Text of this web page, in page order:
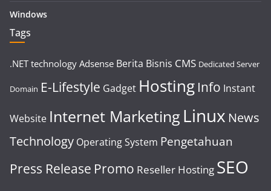
Windows
Tags
.NET technology Adsense Berita Bisnis CMS Dedicated Server
Domain E-Lifestyle Gadget Hosting Info Instant
Website Internet Marketing Linux News
Technology Operating System Pengetahuan
Press Release Promo Reseller Hosting SEO